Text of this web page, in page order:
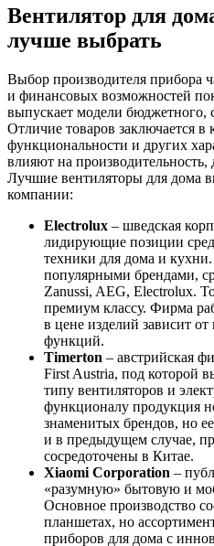
Вентилятор для
лучше выбрать
Выбор производителя прибора
и финансовых возможностей
выпускает модели бюджетного,
Отличие товаров заключается в
функциональности и других
влияют на производительность,
Лучшие вентиляторы для дома
компании:
Electrolux – шведская
лидирующие позиции
техники для дома и
популярными брендами,
Zanussi, AEG, Electrolux.
премиум классу. Фирма
в цене изделий зависит
функций.
Timerton – австрийская
First Austria, под которой
типу вентиляторов и
функционалу продукция
знаменитых брендов, но
и в предыдущем случае,
сосредоточены в Китае.
Xiaomi Corporation –
«разумную» бытовую и
Основное производство
планшетах, но
приборов для дома с